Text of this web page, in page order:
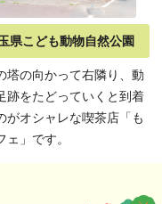
県こども動物自然公園
塔の向かって右隣り、動
跡をたどっていくと到着
がオシャレな喫茶店「も
ェ」です。